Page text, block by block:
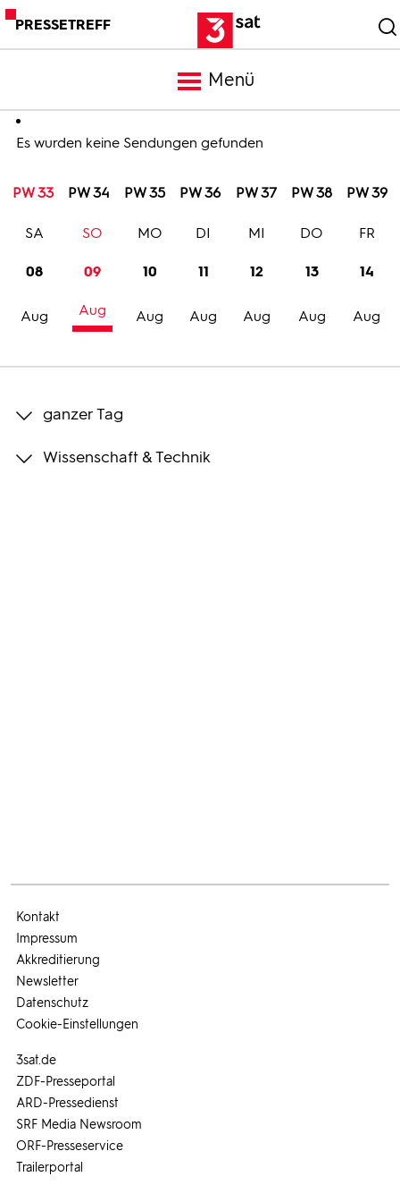
PRESSETREFF
Menü
Meldungen
Programm
Trailer
Bilder
Es wurden keine Sendungen gefunden
PW 33 PW 34 PW 35 PW 36 PW 37 PW 38 PW 39
08
Aug
SA
09
Aug
SO
10
Aug
MO
11
Aug
DI
12
Aug
MI
13
Aug
DO
14
Aug
FR
ganzer Tag
Wissenschaft & Technik
3sat.de
ZDF-Presseportal
ARD-Pressedienst
SRF Media Newsroom
ORF-Presseservice
Trailerportal
Kontakt
Impressum
Akkreditierung
Newsletter
Datenschutz
Cookie-Einstellungen